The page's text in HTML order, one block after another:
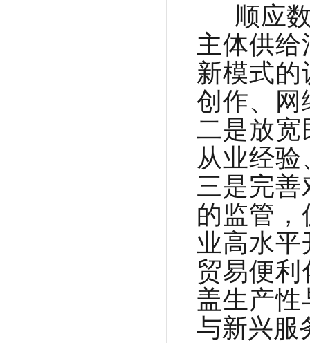
顺应数
主体供
新模式
创作、网
二是放宽
从业经
三是完
的监管
业高水
贸易便
盖生产性
与新兴服